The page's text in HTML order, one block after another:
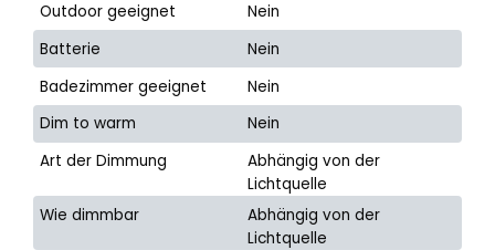
Outdoor geeignet
Nein
Batterie
Nein
Badezimmer geeignet
Nein
Dim to warm
Nein
Art der Dimmung
Abhängig von der
Lichtquelle
Wie dimmbar
Abhängig von der
Lichtquelle